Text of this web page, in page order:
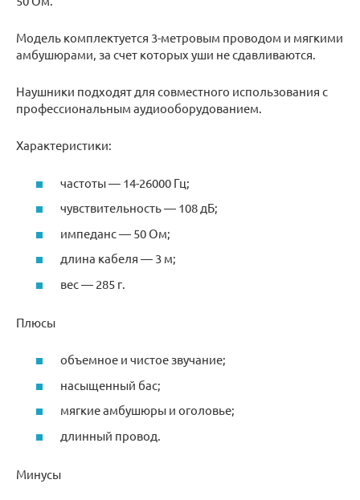
Модель комплектуется 3-метровым проводом и мягкими
амбушюрами, за счет которых уши не сдавливаются.
Наушники подходят для совместного использования с
профессиональным аудиооборудованием.
Характеристики:
частоты — 14-26000 Гц;
чувствительность — 108 дБ;
импеданс — 50 Ом;
длина кабеля — 3 м;
вес — 285 г.
Плюсы
объемное и чистое звучание;
насыщенный бас;
мягкие амбушюры и оголовье;
длинный провод.
Минусы